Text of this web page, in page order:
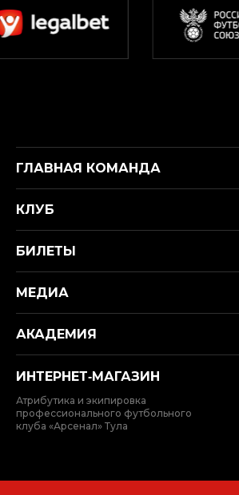
ГЛАВНАЯ КОМАНДА
КЛУБ
БИЛЕТЫ
МЕДИА
АКАДЕМИЯ
ИНТЕРНЕТ‑МАГАЗИН
Атрибутика и экипировка
профессионального футбольного
клуба «Арсенал» Тула